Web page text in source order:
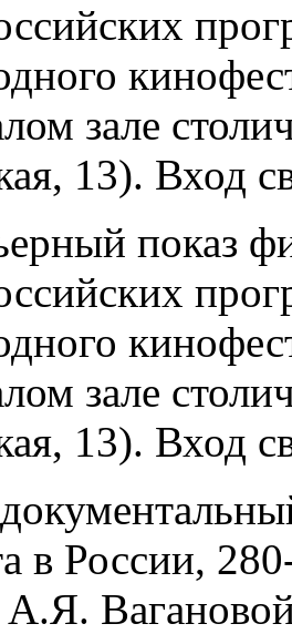
зале
13). Вход
показ
зале
13). Вход
в России,
А.Я.